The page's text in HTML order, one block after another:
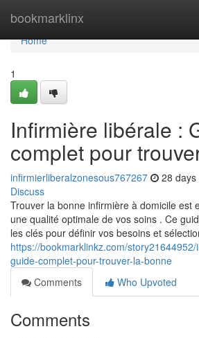
bookmarklinx
Home
Home
1
Infirmière libérale :
complet pour
infirmierliberalzonesous767267 28 days
Discuss
Trouver la bonne infirmière à domicile est
une qualité optimale de vos soins . Ce
les clés pour définir vos besoins et
https://bookmarklinkz.com/
guide-complet-pour-trouver-la-bonne
Comments
Who Upvoted
Comments